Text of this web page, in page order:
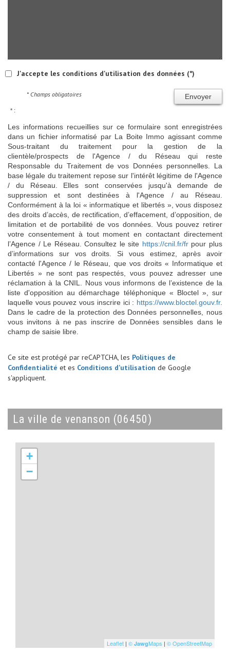
J'accepte les conditions d'utilisation des données (*)
Envoyer
* Champs obligatoires
* :
Les informations recueillies sur ce formulaire sont enregistrées
dans un fichier informatisé par La Boite Immo agissant comme
Sous-traitant du traitement pour la gestion de la
clientèle/prospects de l'Agence / du Réseau qui reste
Responsable du Traitement de vos Données personnelles. La
base légale du traitement repose sur l'intérêt légitime de l'Agence
/ du Réseau. Elles sont conservées jusqu'à demande de
suppression et sont destinées à l'Agence / au Réseau.
Conformément à la loi « informatique et libertés », vous disposez
des droits d’accès, de rectification, d’effacement, d’opposition, de
limitation et de portabilité de vos données. Vous pouvez retirer
votre consentement à tout moment en contactant directement
l’Agence / Le Réseau. Consultez le site https://cnil.fr/frpour plus
d’informations sur vos droits. Si vous estimez, après avoir
contacté l'Agence / le Réseau, que vos droits « Informatique et
Libertés » ne sont pas respectés, vous pouvez adresser une
réclamation à la CNIL. Nous vous informons de l’existence de la
liste d'opposition au démarchage téléphonique « Bloctel », sur
laquelle vous pouvez vous inscrire ici : https://www.bloctel.gouv.fr.
Dans le cadre de la protection des Données personnelles, nous
vous invitons à ne pas inscrire de Données sensibles dans le
champ de saisie libre.
Ce site est protégé par reCAPTCHA, les Politiques de
Confidentialité et es Conditions d'utilisation de Google
s'appliquent.
la ville de venanson (06450)
+
−
Leaflet | © JawgMaps | © OpenStreetMap